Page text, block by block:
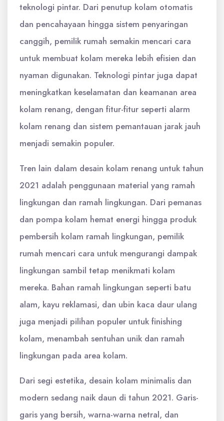
teknologi pintar. Dari penutup kolam otomatis
dan pencahayaan hingga sistem penyaringan
canggih, pemilik rumah semakin mencari cara
untuk membuat kolam mereka lebih efisien dan
nyaman digunakan. Teknologi pintar juga dapat
meningkatkan keselamatan dan keamanan area
kolam renang, dengan fitur-fitur seperti alarm
kolam renang dan sistem pemantauan jarak jauh
menjadi semakin populer.
Tren lain dalam desain kolam renang untuk tahun
2021 adalah penggunaan material yang ramah
lingkungan dan ramah lingkungan. Dari pemanas
dan pompa kolam hemat energi hingga produk
pembersih kolam ramah lingkungan, pemilik
rumah mencari cara untuk mengurangi dampak
lingkungan sambil tetap menikmati kolam
mereka. Bahan ramah lingkungan seperti batu
alam, kayu reklamasi, dan ubin kaca daur ulang
juga menjadi pilihan populer untuk finishing
kolam, menambah sentuhan unik dan ramah
lingkungan pada area kolam.
Dari segi estetika, desain kolam minimalis dan
modern sedang naik daun di tahun 2021. Garis-
garis yang bersih, warna-warna netral, dan